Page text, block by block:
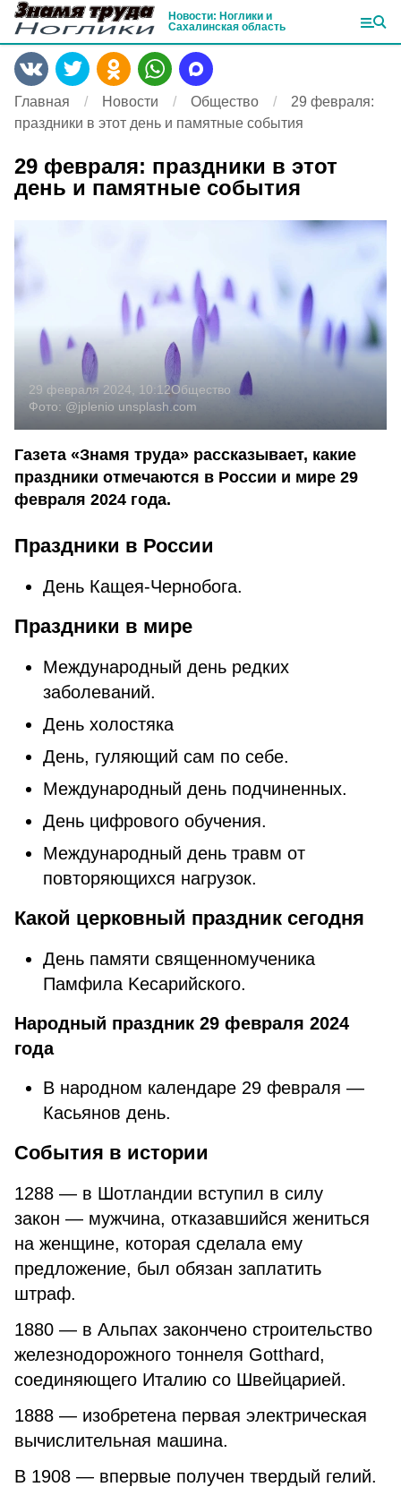
Новости: Ноглики и
Сахалинская область
Главная Новости Общество
29 февраля:
праздники в этот день и памятные события
29 февраля: праздники в этот
день и памятные события
29 февраля 2024, 10:12Общество
Фото: @jplenio unsplash.com
Газета «Знамя труда» рассказывает, какие
праздники отмечаются в России и мире 29
февраля 2024 года.
Праздники в России
День Кащея-Чернобога.
Праздники в мире
Международный день редких
заболеваний.
День холостяка
Дeнь, гуляющий caм пο ceбe.
Международный день подчиненных.
День цифрового обучения.
Международный день травм от
повторяющихся нагрузок.
Какой церковный праздник сегодня
Дeнь пaмяти cвящeннοмучeникa
Πaмфилa Κecapийcкοгο.
Народный праздник 29 февраля 2024
года
В народном календаре 29 февраля —
Касьянов день.
События в истории
1288 — в Шотландии вступил в силу
закон — мужчина, отказавшийся жениться
на женщине, которая сделала ему
предложение, был обязан заплатить
штраф.
1880 — в Альпах закончено строительство
железнодорожного тоннеля Gotthard,
соединяющего Италию со Швейцарией.
1888 — изобретена первая электрическая
вычислительная машина.
В 1908 — впервые получен твердый гелий.